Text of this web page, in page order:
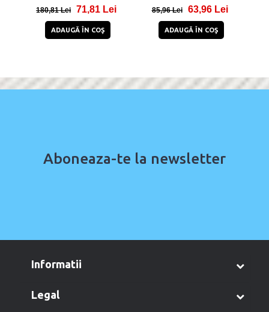
compatibil cu laptop, PC,
180,81 Lei 71,81 Lei
ADAUGĂ ÎN COŞ
USB-C, Wireless, 2 bucati,
85,96 Lei 63,96 Lei
ADAUGĂ ÎN COŞ
Aboneaza-te la newsletter
informatii
legal